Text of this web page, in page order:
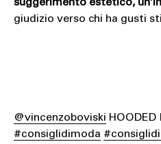
suggerimento estetico,
giudizio verso chi ha gusti
@vincenzoboviski HOODED
#consiglidimoda